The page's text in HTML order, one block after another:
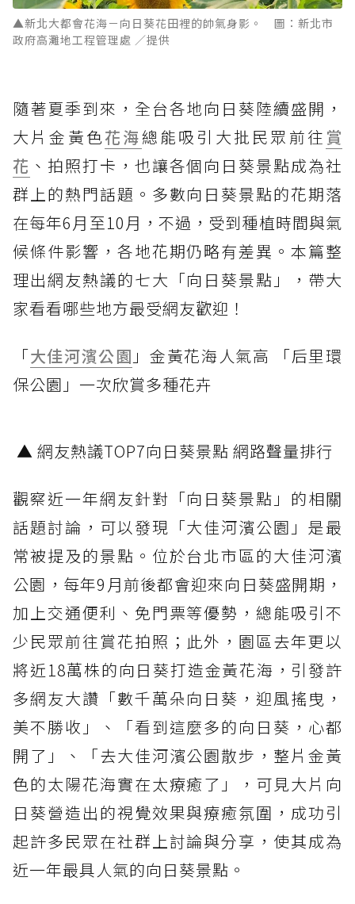
▲新北大都會花海－向日葵花田裡的帥氣身影。 圖：新北市
政府高灘地工程管理處 ／提供
隨著夏季到來，全台各地向日葵陸續盛開，
大片金黃色花海總能吸引大批民眾前往 賞
花 、拍照打卡，也讓各個向日葵景點成為社
群上的熱門話題。多數向日葵景點的花期落
在每年6月至10月，不過，受到種植時間與氣
候條件影響，各地花期仍略有差異。本篇整
理出網友熱議的七大「向日葵景點」，帶大
家看看哪些地方最受網友歡迎！
「大佳河濱公園 」金黃花海人氣高 「后里環
保公園」一次欣賞多種花卉
▲ 網友熱議TOP7向日葵景點 網路聲量排行
觀察近一年網友針對「向日葵景點」的相關
話題討論，可以發現「大佳河濱公園」是最
常被提及的景點。位於台北市區的大佳河濱
公園，每年9月前後都會迎來向日葵盛開期，
加上交通便利、免門票等優勢，總能吸引不
少民眾前往賞花拍照；此外，園區去年更以
將近18萬株的向日葵打造金黃花海，引發許
多網友大讚「數千萬朵向日葵，迎風搖曳，
美不勝收」、「看到這麼多的向日葵，心都
開了」、「去大佳河濱公園散步，整片金黃
色的太陽花海實在太療癒了」，可見大片向
日葵營造出的視覺效果與療癒氛圍，成功引
起許多民眾在社群上討論與分享，使其成為
近一年最具人氣的向日葵景點。